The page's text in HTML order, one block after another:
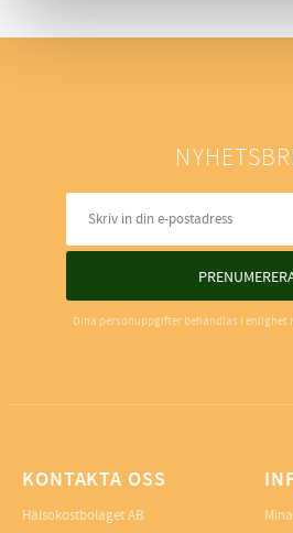
Dina personuppgifter behandlas i enlighet
KONTAKTA OSS
Hälsokostbolaget AB